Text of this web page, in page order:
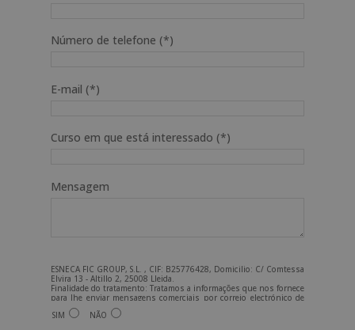
Número de telefone (*)
E-mail (*)
Curso em que está interessado (*)
Mensagem
ESNECA FIC GROUP, S.L. , CIF: B25776428, Domicilio: C/ Comtessa
Elvira 13 - Altillo 2, 25008 Lleida.
Finalidade do tratamento: Tratamos a informações que nos fornece
para lhe enviar mensagens comerciais por correio electrónico de
tipo comercial relacionadas com os produtos oferecidos e outros
produtos que possam ser do seu interesse. Legitimação do
SIM NÃO